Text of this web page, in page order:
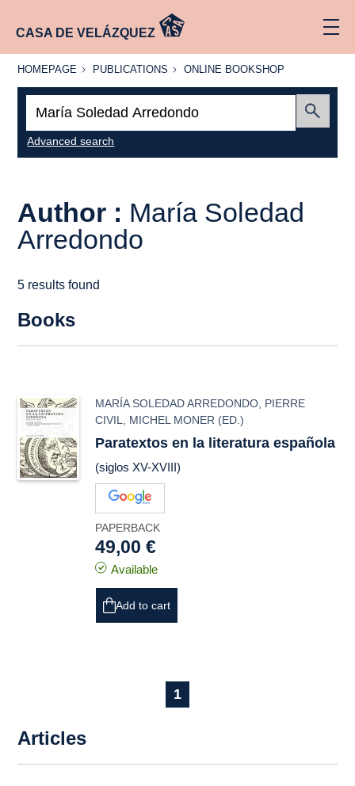
CASA DE VELÁZQUEZ
HOMEPAGE
HOMEPAGE PUBLICATIONS
PUBLICATIONS
ONLINE
ONLINE BOOKSHOP
Advanced search
Author : María Soledad
Arredondo
5 results found
Books
MARÍA SOLEDAD ARREDONDO PIERRE
CIVIL
MICHEL MONER (ED.)
Paratextos en la literatura española
(siglos XV-XVIII)
PAPERBACK
49,00 €
Available
Add to cart
1
Articles